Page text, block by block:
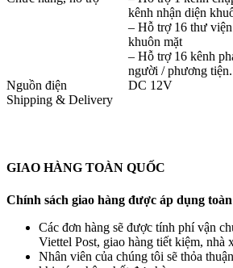
kênh nhận diện
– Hỗ trợ 16 thư
khuôn mặt
– Hỗ trợ 16 kênh
người / phương tiện.
Nguồn điện
DC 12V
Shipping & Delivery
GIAO HÀNG TOÀN QUỐC
Chính sách giao hàng được áp dụng
Các đơn hàng sẽ được tính phí vận
Viettel Post, giao hàng tiết kiệm, nhà
Nhân viên của chúng tôi sẽ thỏa